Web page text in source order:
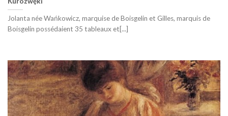
Jolanta née Wańkowicz, marquise de Boisgelin et Gilles, marquis de
Boisgelin possédaient 35 tableaux et[...]